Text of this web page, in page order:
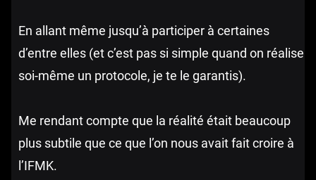
En allant même jusqu’à participer à certaines
d’entre elles (et c’est pas si simple quand on réalise
soi-même un protocole, je te le garantis).
Me rendant compte que la réalité était beaucoup
plus subtile que ce que l’on nous avait fait croire à
l’IFMK.